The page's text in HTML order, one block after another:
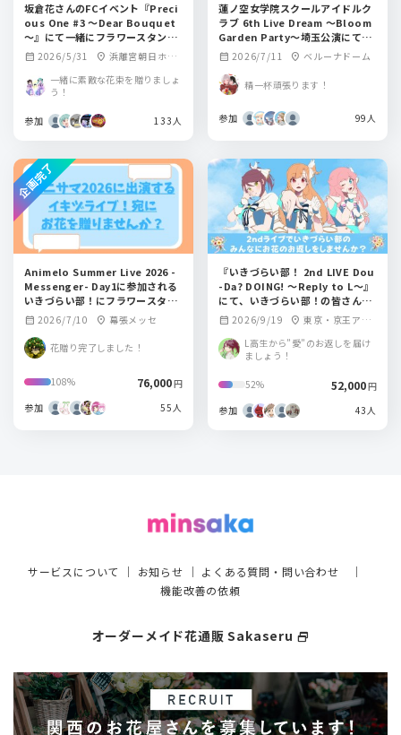
坂倉花さんのFCイベント『Preci
ous One #3 ～Dear Bouquet
～』にて一緒にフラワースタンド
を贈りませんか？
calendar_month 2026/5/31 location_on 浜離宮朝日ホー
ル 小ホール
一緒に素敵な花束を贈りましょ
う！
参加 133人
蓮ノ空女学院スクールアイドルク
ラブ 6th Live Dream ～Bloom
Garden Party～埼玉公演にて夕
霧綴理ちゃん 佐々木琴子さんに祝
花を贈りませんか？
calendar_month 2026/7/11 location_on ベルーナドーム
精一杯頑張ります！
参加 99人
Animelo Summer Live 2026 -
Messenger- Day1に参加される
いきづらい部！にフラワースタン
ドを贈りませんか？
calendar_month 2026/7/10 location_on 幕張メッセ
花贈り完了しました！
108% 76,000円
参加
55人
企画完了
『いきづらい部！ 2nd LIVE Dou
-Da? DOING! ～Reply to L～』
にて、いきづらい部！の皆さんに
お花のお返しを贈りませんか？
calendar_month 2026/9/19 location_on 東京・京王アリ
L高生から”愛”のお返しを届け
ましょう！
52% 52,000円
参加
43人
サービスについて ｜ お知らせ ｜ よくある質問・問い合わせ ｜
機能改善の依頼
オーダーメイド花通販 Sakaseru select_window